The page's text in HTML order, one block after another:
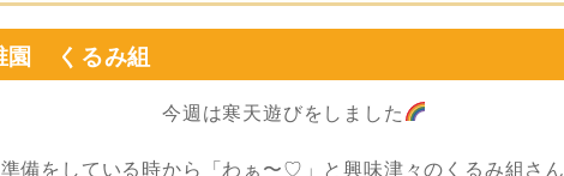
園 くるみ組
今週は寒天遊びをしました
準備をしている時から「わぁ〜♡」と興味津々のくるみ組さん